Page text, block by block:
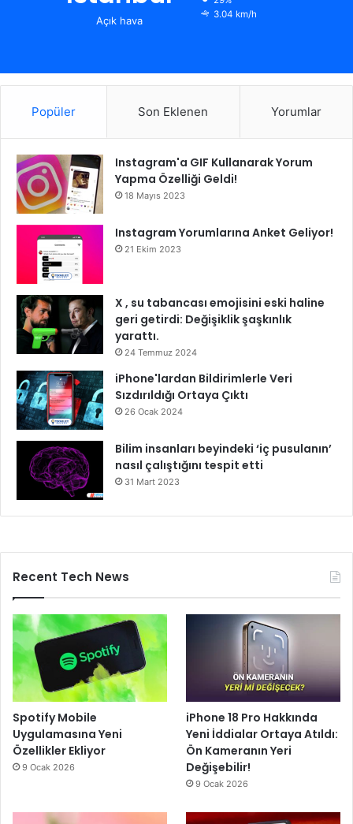
Açık hava
3.04 km/h
Popüler Son Eklenen Yorumlar
Instagram'a GIF Kullanarak Yorum
Yapma Özelliği Geldi!
18 Mayıs 2023
Instagram Yorumlarına Anket Geliyor!
21 Ekim 2023
X , su tabancası emojisini eski haline
geri getirdi: Değişiklik şaşkınlık
yarattı.
24 Temmuz 2024
iPhone'lardan Bildirimlerle Veri
Sızdırıldığı Ortaya Çıktı
26 Ocak 2024
Bilim insanları beyindeki ‘iç pusulanın’
nasıl çalıştığını tespit etti
31 Mart 2023
Recent Tech News
Spotify Mobile
Uygulamasına Yeni
Özellikler Ekliyor
9 Ocak 2026
iPhone 18 Pro Hakkında
Yeni İddialar Ortaya Atıldı:
Ön Kameranın Yeri
Değişebilir!
9 Ocak 2026